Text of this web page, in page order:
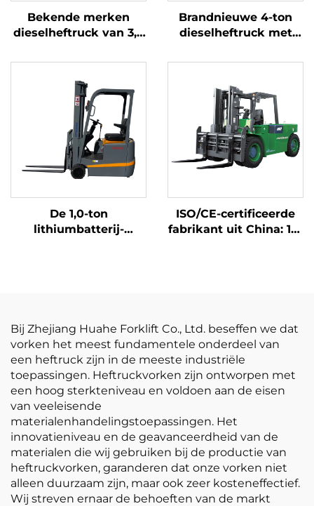
Bekende merken
dieselheftruck van 3,5
buitenshuis, heftrucks
met voorwaartse
beweging, duurzame
Chinese motor
Brandnieuwe 4-ton
dieselheftruck met
Japanse ISUZU-motor
De 1,0-ton
lithiumbatterij-
ISO/CE-certificeerde
fabrikant uit China: 10-
Bij Zhejiang Huahe Forklift Co., Ltd. beseffen we dat
vorken het meest fundamentele onderdeel van
een heftruck zijn in de meeste industriële
toepassingen. Heftruckvorken zijn ontworpen met
een hoog sterkteniveau en voldoen aan de eisen
van veeleisende
materialenhandelingstoepassingen. Het
innovatieniveau en de geavanceerdheid van de
materialen die wij gebruiken bij de productie van
heftruckvorken, garanderen dat onze vorken niet
alleen duurzaam zijn, maar ook zeer kosteneffectief.
Wij streven ernaar de behoeften van de markt